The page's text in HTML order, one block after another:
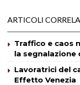
ARTICOLI
Traffico e caos
la segnalazione
Lavoratrici del
Effetto Venezia